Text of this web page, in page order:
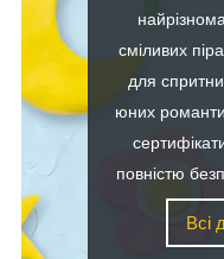
сміливих
для
юних
повністю
Всі